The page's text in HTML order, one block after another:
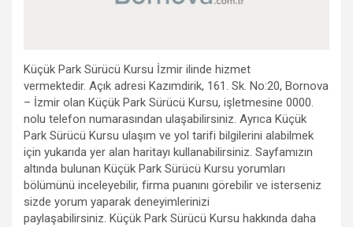
Küçük Park Sürücü Kursu İzmir ilinde hizmet
vermektedir. Açık adresi Kazımdirik, 161. Sk. No:20, Bornova
– İzmir olan Küçük Park Sürücü Kursu, işletmesine 0000.
nolu telefon numarasından ulaşabilirsiniz. Ayrıca Küçük
Park Sürücü Kursu ulaşım ve yol tarifi bilgilerini alabilmek
için yukarıda yer alan haritayı kullanabilirsiniz. Sayfamızın
altında bulunan Küçük Park Sürücü Kursu yorumları
bölümünü inceleyebilir, firma puanını görebilir ve isterseniz
sizde yorum yaparak deneyimlerinizi
paylaşabilirsiniz. Küçük Park Sürücü Kursu hakkında daha